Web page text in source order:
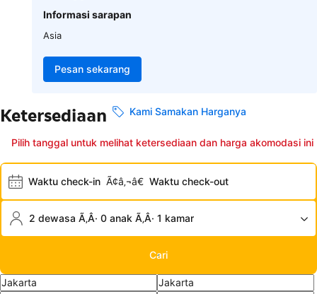
Informasi sarapan
Asia
Pesan sekarang
Ketersediaan Kami Samakan Harganya
Pilih tanggal untuk melihat ketersediaan dan harga akomodasi ini
Waktu check-in Ã¢â‚¬â€ Waktu check-out
2 dewasa Ã‚Â· 0 anak Ã‚Â· 1 kamar
Cari